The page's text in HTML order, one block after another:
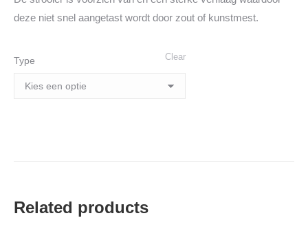
deze niet snel aangetast wordt door zout of kunstmest.
Type Clear
Related products